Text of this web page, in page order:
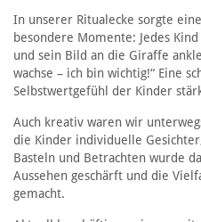
In unserer Ritualecke sorgte
besondere Momente: Jedes
und sein Bild an die Giraffe
wachse – ich bin wichtig!“ Eine
Selbstwertgefühl der Kinder
Auch kreativ waren wir
die Kinder individuelle
Basteln und Betrachten wurde
Aussehen geschärft und die
gemacht.